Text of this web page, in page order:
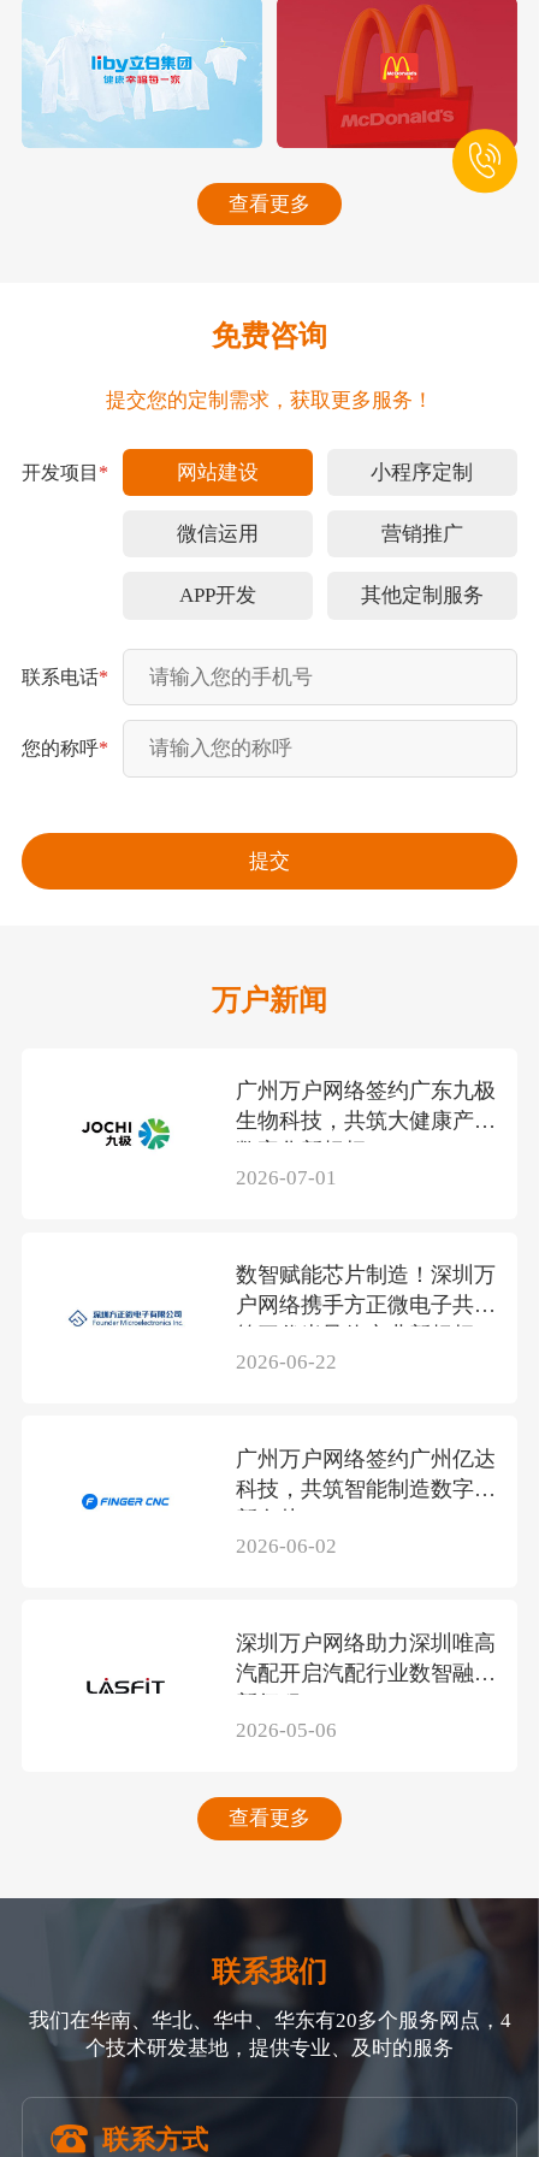
查看更多
免费咨询
提交您的定制需求，获取更多服务！
开发项目 * 网站建设 小程序定制
微信运用 营销推广
APP开发 其他定制服务
联系电话*
您的称呼*
万户新闻
广州万户网络签约广东九极
生物科技，共筑大健康产业
2026-07-01
数智赋能芯片制造！深圳万
户网络携手方正微电子共筑
2026-06-22
广州万户网络签约广州亿达
科技，共筑智能制造数字化
新名片
2026-06-02
深圳万户网络助力深圳唯高
汽配开启汽配行业数智融合
新征程
2026-05-06
查看更多
联系我们
我们在华南、华北、华中、华东有20多个服务网点，4
个技术研发基地，提供专业、及时的服务
联系方式